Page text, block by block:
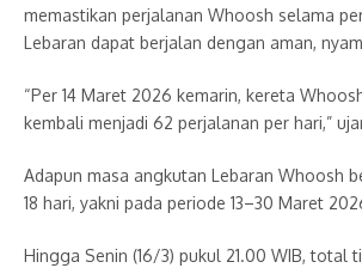
memastikan perjalanan Whoosh selama
Lebaran dapat berjalan dengan aman,
“Per 14 Maret 2026 kemarin, kereta
kembali menjadi 62 perjalanan per hari,”
Adapun masa angkutan Lebaran Whoosh
18 hari, yakni pada periode 13–30 Maret
Hingga Senin (16/3) pukul 21.00 WIB, total